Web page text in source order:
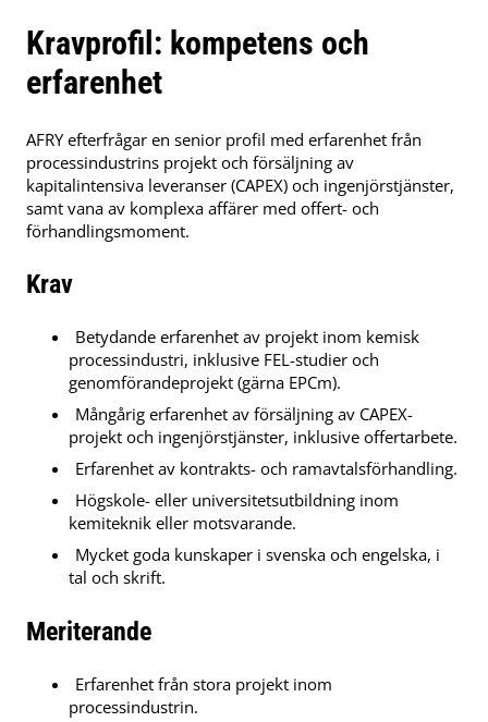
Kravprofil: kompetens och
erfarenhet
AFRY efterfrågar en senior profil med erfarenhet från
processindustrins projekt och försäljning av
kapitalintensiva leveranser (CAPEX) och ingenjörstjänster,
samt vana av komplexa affärer med offert- och
förhandlingsmoment.
Krav
Betydande erfarenhet av projekt inom kemisk
processindustri, inklusive FEL-studier och
genomförandeprojekt (gärna EPCm).
Mångårig erfarenhet av försäljning av CAPEX-
projekt och ingenjörstjänster, inklusive offertarbete.
Erfarenhet av kontrakts- och ramavtalsförhandling.
Högskole- eller universitetsutbildning inom
kemiteknik eller motsvarande.
Mycket goda kunskaper i svenska och engelska, i
tal och skrift.
Meriterande
Erfarenhet från stora projekt inom
processindustrin.